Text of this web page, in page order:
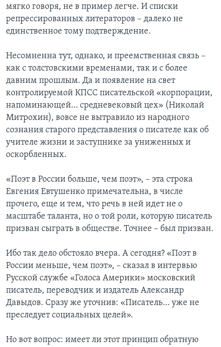
мягко говоря, не в пример легче. И списки
репрессированных литераторов – далеко не
единственное тому подтверждение.
Несомненна тут, однако, и преемственная связь –
как с толстовскими временами, так и с более
давним прошлым. Да и появление на свет
контролируемой КПСС писательской «корпорации,
напоминающей… средневековый цех» (Николай
Митрохин), вовсе не вытравило из народного
сознания старого представления о писателе как об
учителе жизни и заступнике за униженных и
оскорбленных.
«Поэт в России больше, чем поэт», – эта строка
Евгения Евтушенко примечательна, в числе
прочего, еще и тем, что речь в ней идет не о
масштабе таланта, но о той роли, которую писатель
призван сыграть в обществе. Точнее – был призван.
Ибо так дело обстояло вчера. А сегодня? «Поэт в
России меньше, чем поэт», – сказал в интервью
Русской службе «Голоса Америки» московский
писатель, переводчик и издатель Александр
Давыдов. Сразу же уточнив: «Писатель… уже не
преследует социальных целей».
Но вот вопрос: имеет ли этот принцип обратную